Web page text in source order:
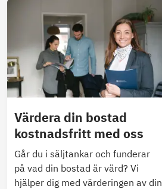
Värdera din bostad
kostnadsfritt med oss
Går du i säljtankar och funderar
på vad din bostad är värd? Vi
hjälper dig med värderingen av din